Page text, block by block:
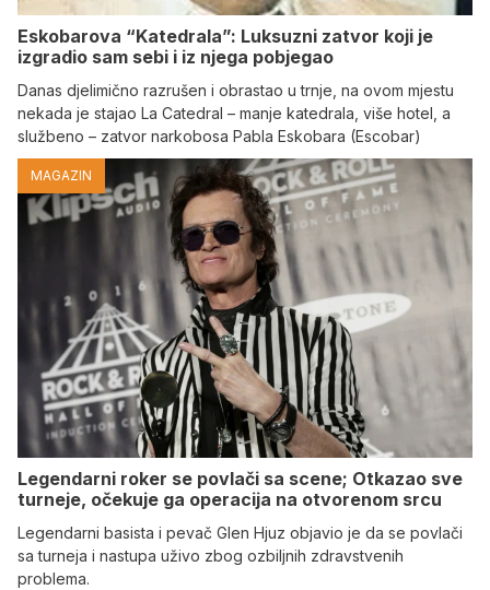
Eskobarova “Katedrala”: Luksuzni zatvor koji je
izgradio sam sebi i iz njega pobjegao
Danas djelimično razrušen i obrastao u trnje, na ovom mjestu
nekada je stajao La Catedral – manje katedrala, više hotel, a
službeno – zatvor narkobosa Pabla Eskobara (Escobar)
MAGAZIN
Legendarni roker se povlači sa scene; Otkazao sve
turneje, očekuje ga operacija na otvorenom srcu
Legendarni basista i pevač Glen Hjuz objavio je da se povlači
sa turneja i nastupa uživo zbog ozbiljnih zdravstvenih
problema.